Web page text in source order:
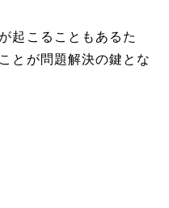
起こることもあるた
とが問題解決の鍵とな